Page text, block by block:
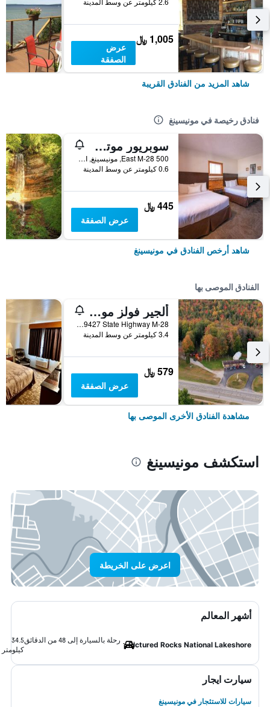
1,005 ﷼
عرض
الصفقة
شاهد المزيد من الفنادق القريبة
فنادق رخيصة في مونيسينغ
سوبريور موتل آند سويتس
500 East M-28, مونيسينغ, MI, الولايات المتحدة الأميريكية
0.6 كيلومتر عن وسط المدينة
445 ﷼
عرض الصفقة
شاهد أرخص الفنادق في مونيسينغ
الفنادق الموصى بها
ألجير فولز موتل
E9427 State Highway M-28, مونيسينغ, MI, الولايات المتحدة الأميريكية
3.4 كيلومتر عن وسط المدينة
579 ﷼
عرض الصفقة
مشاهدة الفنادق الأخرى الموصى بها
استكشف مونيسينغ
اعرض على الخريطة
أشهر المعالم
Pictured Rocks National Lakeshore
رحلة بالسيارة إلى 48 من الدقائق
34.5
كيلومتر
سيارت ايجار
سيارات للاستئجار في مونيسينغ